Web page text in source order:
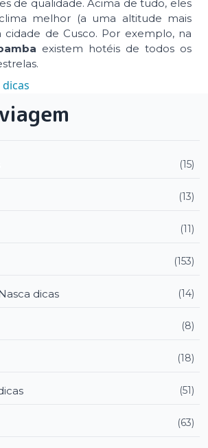
de qualidade. Acima de tudo, eles
melhor (a uma altitude mais
cidade de Cusco. Por exemplo, na
existem hotéis de todos os
dicas
(15)
(13)
(11)
(153)
dicas (14)
(8)
(18)
(51)
(63)